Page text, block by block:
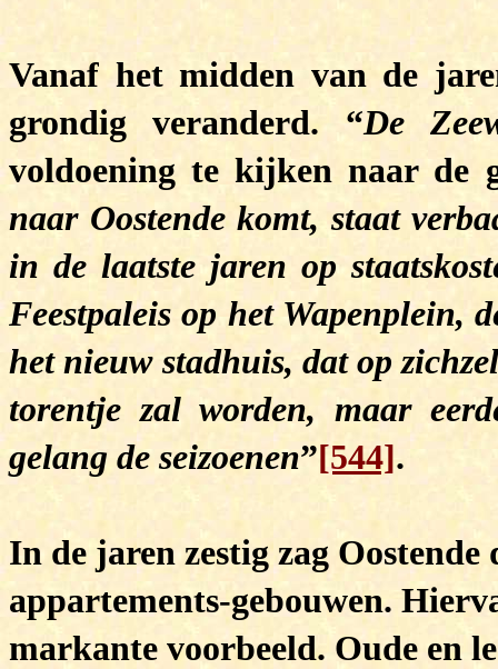
Vanaf het midden van de
grondig veranderd. “De
voldoening te kijken naar de
naar Oostende komt, staat
in de laatste jaren op
Feestpaleis op het Wapenplein,
het nieuw stadhuis, dat op
torentje zal worden, maar
gelang de seizoenen”[544].
In de jaren zestig zag
appartements-gebouwen.
markante voorbeeld. Oude en